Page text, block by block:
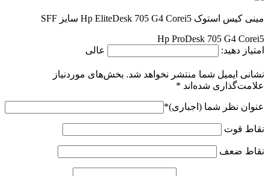
مینی کیس استوک Hp EliteDesk 705 G4 Corei5 سایز SFF
Hp ProDesk 705 G4 Corei5
امتیاز دهید:
عالی
نشانی ایمیل شما منتشر نخواهد شد. بخش‌های موردنیاز
علامت‌گذاری شده‌اند *
عنوان نظر شما (اجباری)*
نقاط قوت
نقاط ضعف